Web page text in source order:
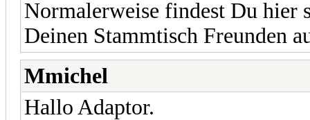
Normalerweise findest Du hier
Deinen Stammtisch Freunden
Mmichel
Hallo Adaptor.